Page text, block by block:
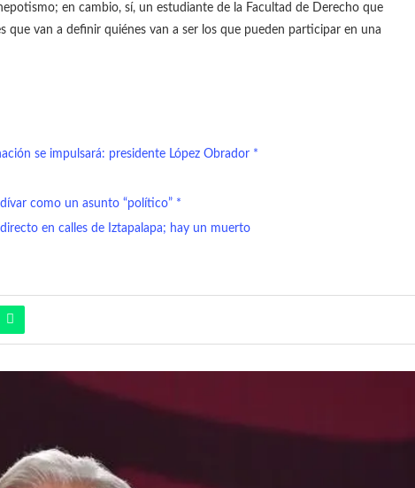
en cambio, sí, un estudiante de la Facultad de Derecho que
que van a definir quiénes van a ser los que pueden participar en una
se impulsará: presidente López Obrador *
como un asunto “político” *
en calles de Iztapalapa; hay un muerto